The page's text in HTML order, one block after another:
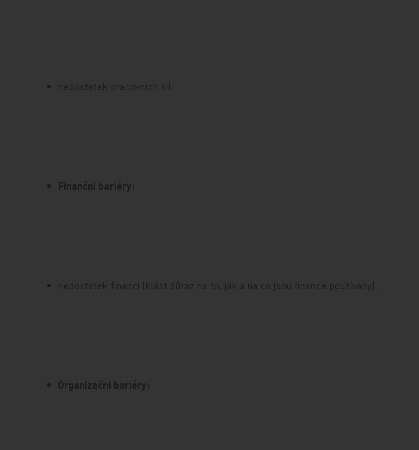
nedostatek pracovních sil.
Finanční bariéry:
nedostatek financí (klást důraz na to, jak a na co jsou finance používány).
Organizační bariéry: